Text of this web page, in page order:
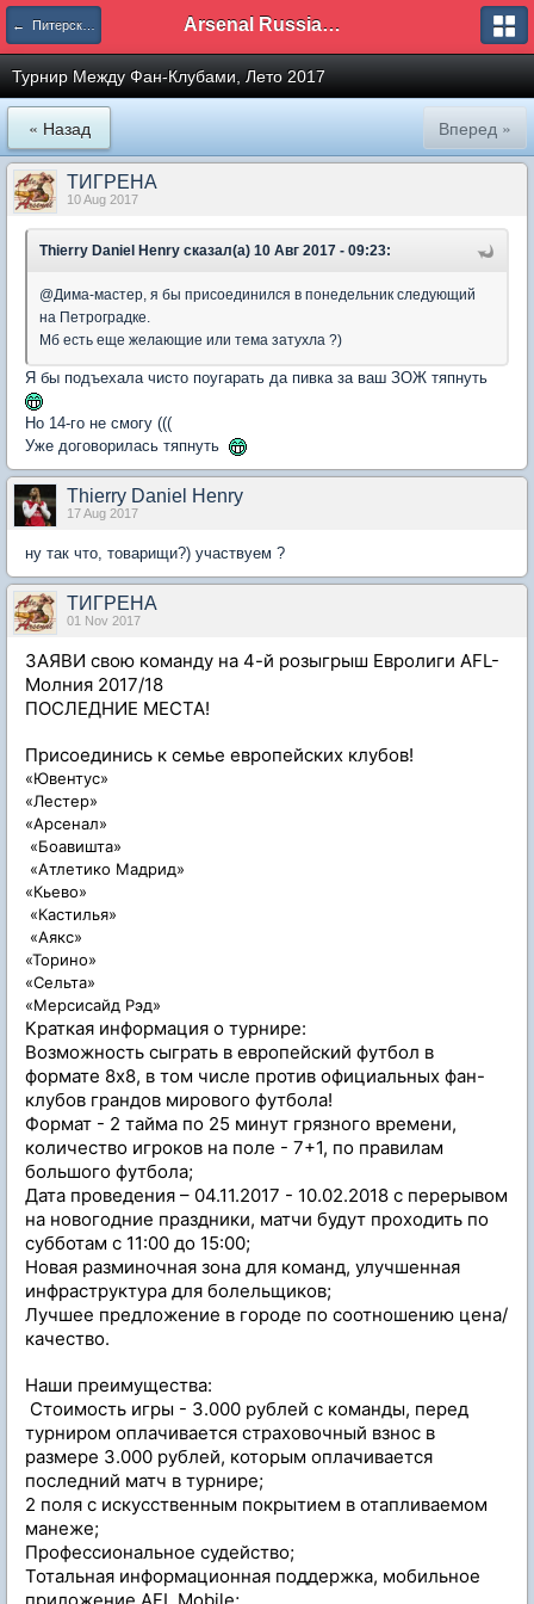
← Питерское отделение Arsenal Russian Speaking Supporters Club
Турнир Между Фан-Клубами, Лето 2017
« Назад Вперед »
ТИГРЕНА
10 Aug 2017
Thierry Daniel Henry сказал(а) 10 Авг 2017 - 09:23:
@Дима-мастер, я бы присоединился в понедельник следующий
на Петроградке.
Мб есть еще желающие или тема затухла ?)
Я бы подъехала чисто поугарать да пивка за ваш ЗОЖ тяпнуть
Но 14-го не смогу (((
Уже договорилась тяпнуть
Thierry Daniel Henry
17 Aug 2017
ну так что, товарищи?) участвуем ?
ТИГРЕНА
01 Nov 2017
ЗАЯВИ свою команду на 4-й розыгрыш Евролиги AFL-
Молния 2017/18
ПОСЛЕДНИЕ МЕСТА!
Присоединись к семье европейских клубов!
«Ювентус»
«Лестер»
«Арсенал»
«Боавишта»
«Атлетико Мадрид»
«Кьево»
«Кастилья»
«Аякс»
«Торино»
«Сельта»
«Мерсисайд Рэд»
Краткая информация о турнире:
Возможность сыграть в европейский футбол в
формате 8х8, в том числе против официальных фан-
клубов грандов мирового футбола!
Формат - 2 тайма по 25 минут грязного времени,
количество игроков на поле - 7+1, по правилам
большого футбола;
Дата проведения – 04.11.2017 - 10.02.2018 с перерывом
на новогодние праздники, матчи будут проходить по
субботам с 11:00 до 15:00;
Новая разминочная зона для команд, улучшенная
инфраструктура для болельщиков;
Лучшее предложение в городе по соотношению цена/
качество.
Наши преимущества:
Стоимость игры - 3.000 рублей с команды, перед
турниром оплачивается страховочный взнос в
размере 3.000 рублей, которым оплачивается
последний матч в турнире;
2 поля с искусственным покрытием в отапливаемом
манеже;
Профессиональное судейство;
Тотальная информационная поддержка, мобильное